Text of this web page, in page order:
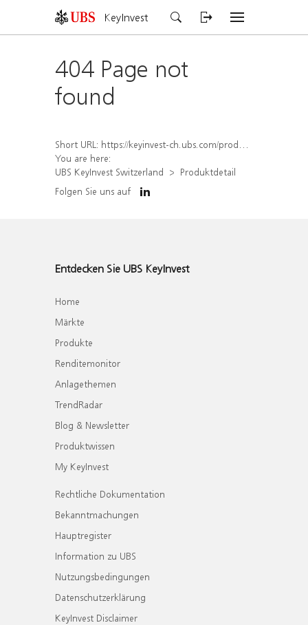
KeyInvest
404 Page not
found
Short URL: https://keyinvest-ch.ubs.com/produkt/detail/index/isin/CH1572294010
You are here:
UBS KeyInvest Switzerland
Produktdetail
Folgen Sie uns auf
Entdecken Sie UBS KeyInvest
Home
Märkte
Produkte
Renditemonitor
Anlagethemen
TrendRadar
Blog & Newsletter
Produktwissen
My KeyInvest
Rechtliche Dokumentation
Bekanntmachungen
Hauptregister
Information zu UBS
Nutzungsbedingungen
Datenschutzerklärung
KeyInvest Disclaimer